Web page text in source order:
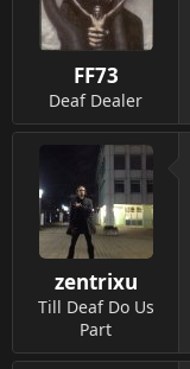
FF73
Deaf Dealer
zentrixu
Till Deaf Do Us
Part